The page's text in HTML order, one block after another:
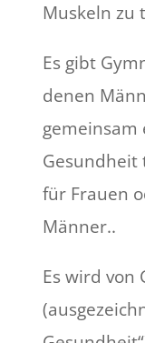
Muskeln zu
Es gibt
denen
für Frauen
Es wird von